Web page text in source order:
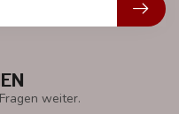
weiter.